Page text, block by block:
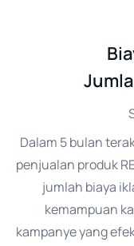
Dalam 5 bulan
penjualan produk
jumlah biaya
kemampuan
kampanye yang